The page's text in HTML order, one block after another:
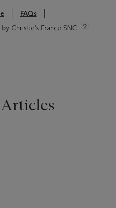
FAQs
Christie's France SNC